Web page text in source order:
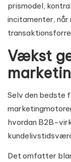
prismodel,
incitamenter,
Vækst
Selv den bedste
hvordan B2B-
Det omfatter